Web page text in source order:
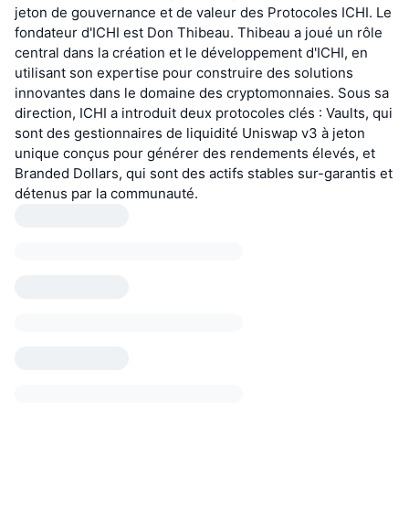
jeton de gouvernance et de valeur des Protocoles ICHI. Le
fondateur d'ICHI est Don Thibeau. Thibeau a joué un rôle
central dans la création et le développement d'ICHI, en
utilisant son expertise pour construire des solutions
innovantes dans le domaine des cryptomonnaies. Sous sa
direction, ICHI a introduit deux protocoles clés : Vaults, qui
sont des gestionnaires de liquidité Uniswap v3 à jeton
unique conçus pour générer des rendements élevés, et
Branded Dollars, qui sont des actifs stables sur-garantis et
détenus par la communauté.